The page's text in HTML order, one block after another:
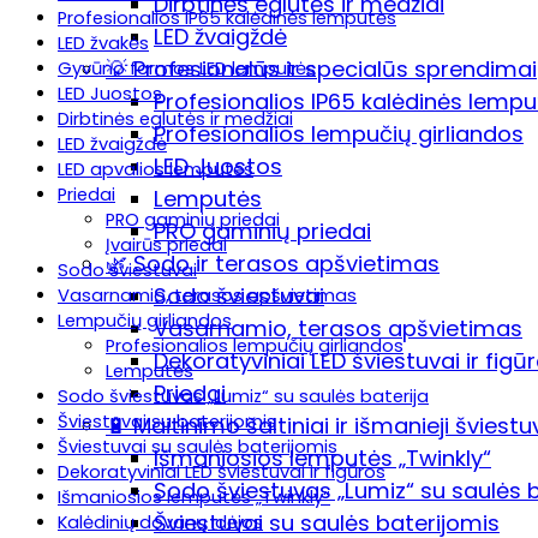
LED žvaigždė
💡 Profesionalūs ir specialūs sprendimai
Profesionalios IP65 kalėdinės
Profesionalios lempučių girliandos
LED Juostos
Lemputės
PRO gaminių priedai
🌿 Sodo ir terasos apšvietimas
Sodo šviestuvai
Vasarnamio, terasos apšvietimas
Dekoratyviniai LED šviestuvai ir
Priedai
🔋 Maitinimo šaltiniai ir išmanieji
Išmaniosios lemputės „Twinkly“
Sodo šviestuvas „Lumiz“ su saulės
Šviestuvai su saulės baterijomis
Profesionalios IP65 kalėdinės lemputės
LED žvakės
Gyvūno formos LED lemputės
LED Juostos
Dirbtinės eglutės ir medžiai
LED žvaigždė
LED apvalios lemputės
Priedai
PRO gaminių priedai
Įvairūs priedai
Sodo šviestuvai
Vasarnamio, terasos apšvietimas
Lempučių girliandos
Profesionalios lempučių girliandos
Lemputės
Sodo šviestuvas „Lumiz“ su saulės baterija
Šviestuvai su baterijomis
Šviestuvai su saulės baterijomis
Dekoratyviniai LED šviestuvai ir figūros
Išmaniosios lemputės „Twinkly“
Kalėdinių dovanų idėjos